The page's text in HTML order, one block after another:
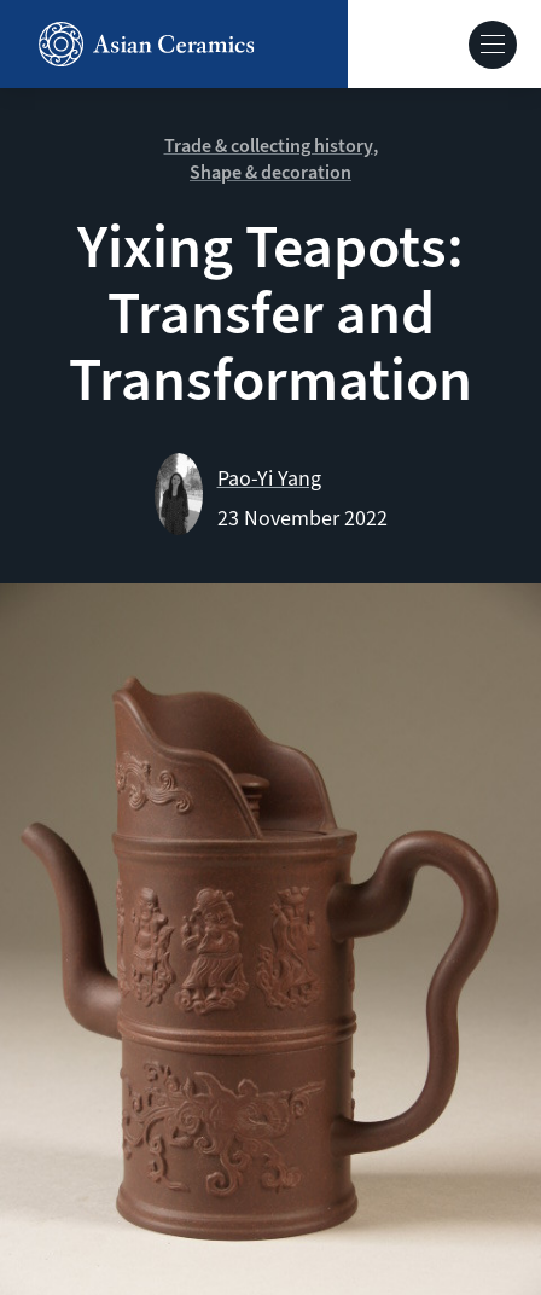
Ceramics in context
Agenda
Trade & collecting history
Shape & decoration
Yixing Teapots:
Transfer and
Transformation
Pao-Yi Yang
23 November 2022